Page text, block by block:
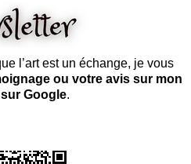
l’art est un échange, je vous
ou votre avis sur mon
Google.